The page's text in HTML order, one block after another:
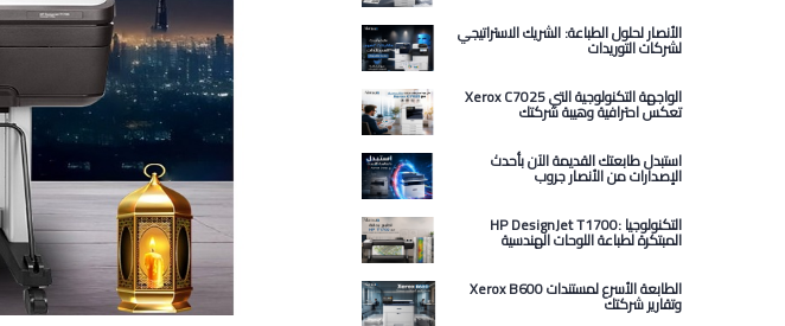
الأنصار لحلول الطباعة: الشريك الاستراتيجي
لشركات التوريدات
Xerox C7025 الواجهة التكنولوجية التي
تعكس احترافية وهيبة شركتك
استبدل طابعتك القديمة الآن بأحدث
الإصدارات من الأنصار جروب
HP DesignJet T1700: التكنولوجيا
المبتكرة لطباعة اللوحات الهندسية
Xerox B600 الطابعة الأسرع لمستندات
وتقارير شركتك